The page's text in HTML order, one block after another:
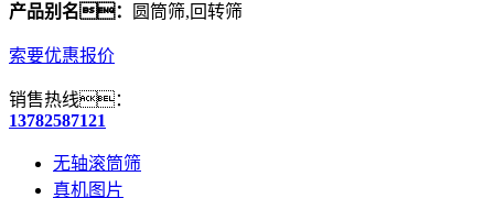
产品别名： 圆筒筛,回转筛
索要优惠报价
销售热线：
13782587121
无轴滚筒筛
真机图片